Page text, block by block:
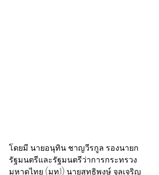
โดยมี นายอนุทิน ชาญวีรกูล รองนายก
รัฐมนตรีและรัฐมนตรีว่าการกระทรวง
มหาดไทย (มท.1) นายสุทธิพงษ์ จุลเจริญ